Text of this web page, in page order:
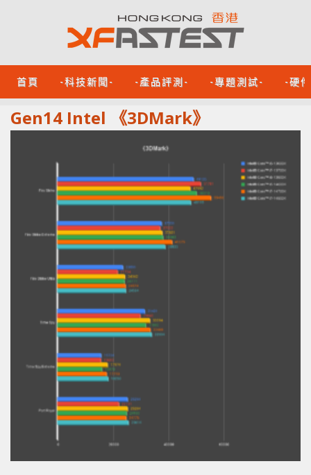
首頁 -科技新聞- -產品評測- -專題測試- -硬
Gen14 Intel 《3DMark》